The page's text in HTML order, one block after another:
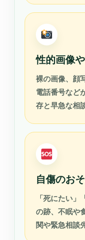
性的画像
裸の画像、顔
電話番号など
存と早急な相
自傷のお
「死にたい」
の跡、不眠や
関や緊急相談